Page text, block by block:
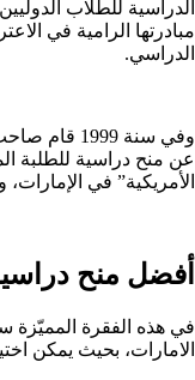
الدراسية للطلاب
مبادرتها الرامية في
الدراسي.
وفي سنة
عن منح دراسية للطلبة
الأمريكية” في الإمارات،
أفضل منح دراسية
في هذه الفقرة
الامارات، بحيث يمكن